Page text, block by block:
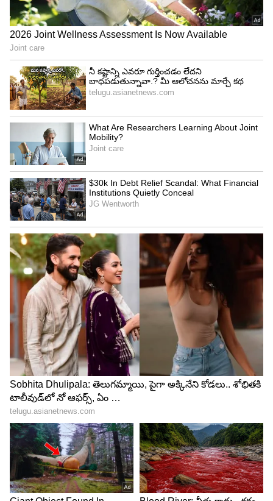
4
5
Image Credit :Instagram/peddimovie
పెద్దిపై కావాలనే న్యూసెన్స్
పెద్ది సినిమాతో జనాలు తిరిగి థియేటర్స్ కి రావడం
ప్రారంభం అవుతుంది అని ఇండస్ట్రీ మొత్తం నమ్ముతోంది.
వచ్చే ఆరు నెలల్లో భారీ చిత్రాలు వరుసగా ఉన్నాయి. పెద్ది
సినిమాతో మొదలైన మొమెంటం అలాగే కొనసాగాలి. కానీ
ఇలాంటి తరుణంలో కావాలనే పెద్ది సినిమాపై న్యూసెన్స్
క్రియేట్ చేసేలా కొందరు ప్రయత్నిస్తున్నారు అంటూ నాగవంశీ..
శిరీష్ కి కౌంటర్ ఇచ్చారు.
5